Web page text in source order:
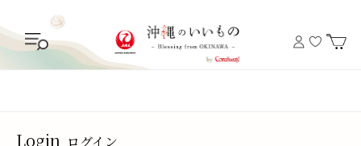
Login ログイン